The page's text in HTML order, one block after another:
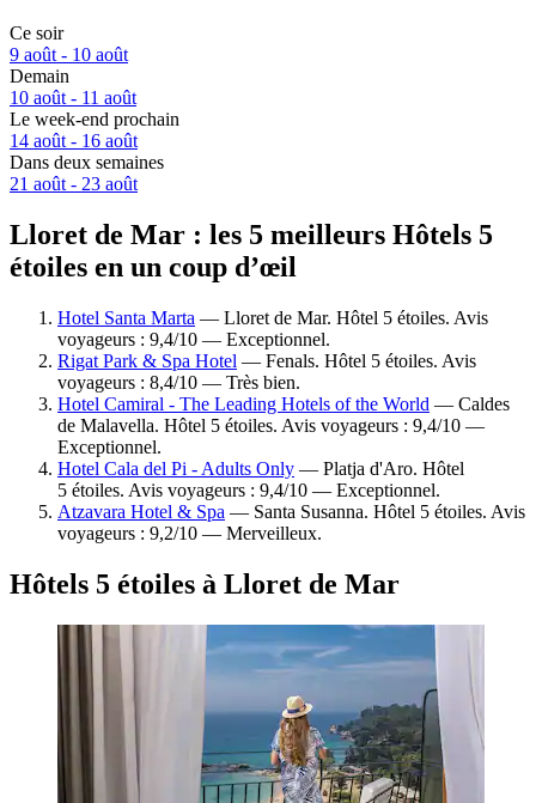
Ce soir
9 août - 10 août
Demain
10 août - 11 août
Le week-end prochain
14 août - 16 août
Dans deux semaines
21 août - 23 août
Lloret de Mar : les 5 meilleurs Hôtels 5
étoiles en un coup d’œil
Hotel Santa Marta — Lloret de Mar. Hôtel 5 étoiles. Avis
voyageurs : 9,4/10 — Exceptionnel.
Rigat Park & Spa Hotel — Fenals. Hôtel 5 étoiles. Avis
voyageurs : 8,4/10 — Très bien.
Hotel Camiral - The Leading Hotels of the World — Caldes
de Malavella. Hôtel 5 étoiles. Avis voyageurs : 9,4/10 —
Exceptionnel.
Hotel Cala del Pi - Adults Only — Platja d'Aro. Hôtel
5 étoiles. Avis voyageurs : 9,4/10 — Exceptionnel.
Atzavara Hotel & Spa — Santa Susanna. Hôtel 5 étoiles. Avis
voyageurs : 9,2/10 — Merveilleux.
Hôtels 5 étoiles à Lloret de Mar